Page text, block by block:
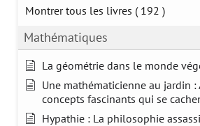
Montrer tous les livres ( 192 )
Mathématiques
La géométrie dans le monde
Une mathématicienne au jardin :
concepts fascinants qui se
Hypathie : La philosophie